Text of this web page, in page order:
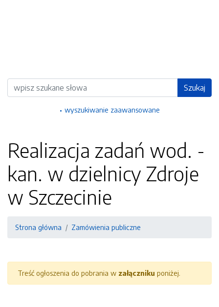
Wyszukiwarka Szukaj
wyszukiwanie zaawansowane
Realizacja zadań wod. -
kan. w dzielnicy Zdroje
w Szczecinie
Strona główna Zamówienia publiczne
Treść ogłoszenia do pobrania w załączniku poniżej.